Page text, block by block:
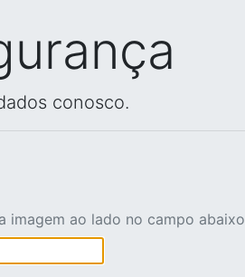
conosco.
imagem ao lado no campo abaixo